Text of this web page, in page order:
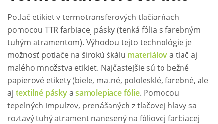
Potlač etikiet v termotransferových tlačiarňach
pomocou TTR farbiacej pásky (tenká fólia s farebným
tuhým atramentom). Výhodou tejto technológie je
možnosť potlače na širokú škálu materiálova tlač aj
malého množstva etikiet. Najčastejšie sú to bežné
papierové etikety (biele, matné, pololesklé, farebné, ale
aj textilné páskya samolepiace fólie. Pomocou
tepelných impulzov, prenášaných z tlačovej hlavy sa
roztavý tuhý atrament nanesený na fóliovej farbiacej